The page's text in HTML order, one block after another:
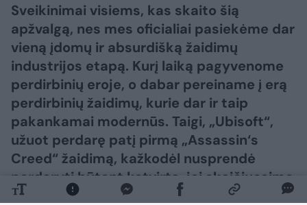
Sveikinimai visiems, kas skaito šią
apžvalgą, nes mes oficialiai pasiekėme dar
vieną įdomų ir absurdišką žaidimų
industrijos etapą. Kurį laiką pagyvenome
perdirbinių eroje, o dabar pereiname į erą
perdirbinių žaidimų, kurie dar ir taip
pakankamai modernūs. Taigi, „Ubisoft“,
užuot perdarę patį pirmą „Assassin‘s
Creed“ žaidimą, kažkodėl nusprendė
perdaryti būtent ketvirtą, jei skaičiuosime
pagrindinius, o ne šalutinius serijos